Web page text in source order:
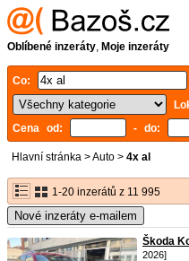
Oblíbené inzeráty, Moje inzeráty
Co:
Cena od:
- do:
Hlavní stránka >Auto > 4x al
1-20 inzerátů z 11 995
Nové inzeráty e-mailem
Škoda
2026]